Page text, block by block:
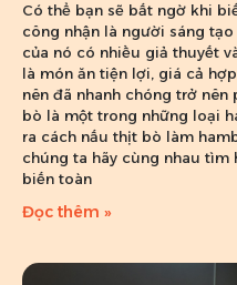
Có thể bạn sẽ bất ngờ khi
công nhận là người sáng
của nó có nhiều giả thuyết
là món ăn tiện lợi, giá cả
nên đã nhanh chóng trở
bò là một trong những loại
ra cách nấu thịt bò làm
chúng ta hãy cùng nhau
biến toàn
Đọc thêm »